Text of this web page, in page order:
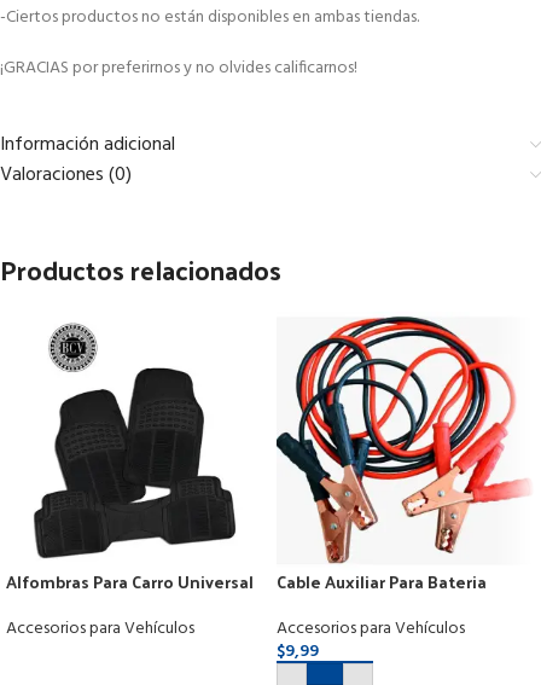
-Ciertos productos no están disponibles en ambas tiendas.
¡GRACIAS por preferirnos y no olvides calificarnos!
Información adicional
Valoraciones (0)
Productos relacionados
Alfombras Para Carro Universal
Accesorios para Vehículos
Cable Auxiliar Para Bateria
Accesorios para Vehículos
$9,99